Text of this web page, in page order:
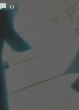
0COMMENTS